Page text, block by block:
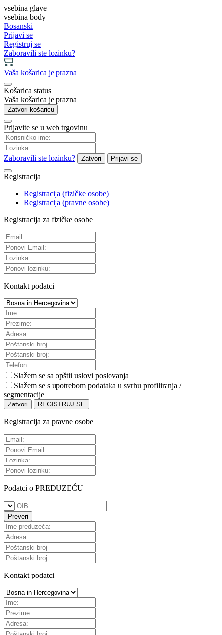
vsebina glave
vsebina body
Bosanski
Prijavi se
Registruj se
Zaboravili ste lozinku?
Vaša košarica je prazna
Košarica status
Vaša košarica je prazna
Zatvori košaricu
Prijavite se u web trgovinu
Zaboravili ste lozinku? Zatvori Prijavi se
Registracija
Registracija (fizičke osobe)
Registracija (pravne osobe)
Registracija za fizičke osobe
Kontakt podatci
Slažem se sa opštii uslovi poslovanja
Slažem se s upotrebom podataka u svrhu profiliranja /
segmentacije
Zatvori REGISTRUJ SE
Registracija za pravne osobe
Podatci o PREDUZEĆU
Preveri
Kontakt podatci